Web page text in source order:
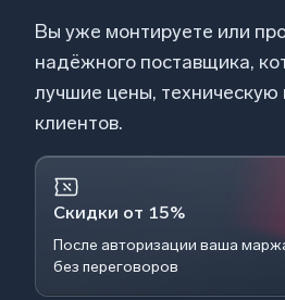
Вы уже монтируете или
надёжного поставщика,
лучшие цены,
клиентов.
Скидки от 15%
После авторизации ваша
без переговоров